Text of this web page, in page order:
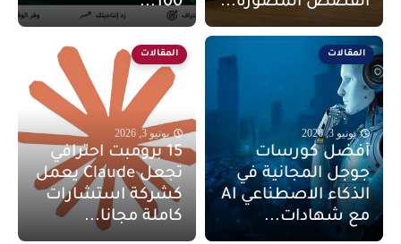
المقالات
يونيو 3, 2026
أفضل كورسات
جوجل المجانية في
الذكاء الاصطناعي AI
مع شهادات...
المقالات
يونيو 3, 2026
15 برومبت احترافي
تجعل Claude يعمل
كشركة استشارات
كاملة مجانا...